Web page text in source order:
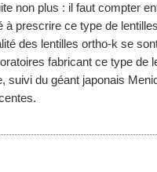
non plus : il faut compter
prescrire ce type de
des lentilles ortho-k se
fabricant ce type de
suivi du géant japonais